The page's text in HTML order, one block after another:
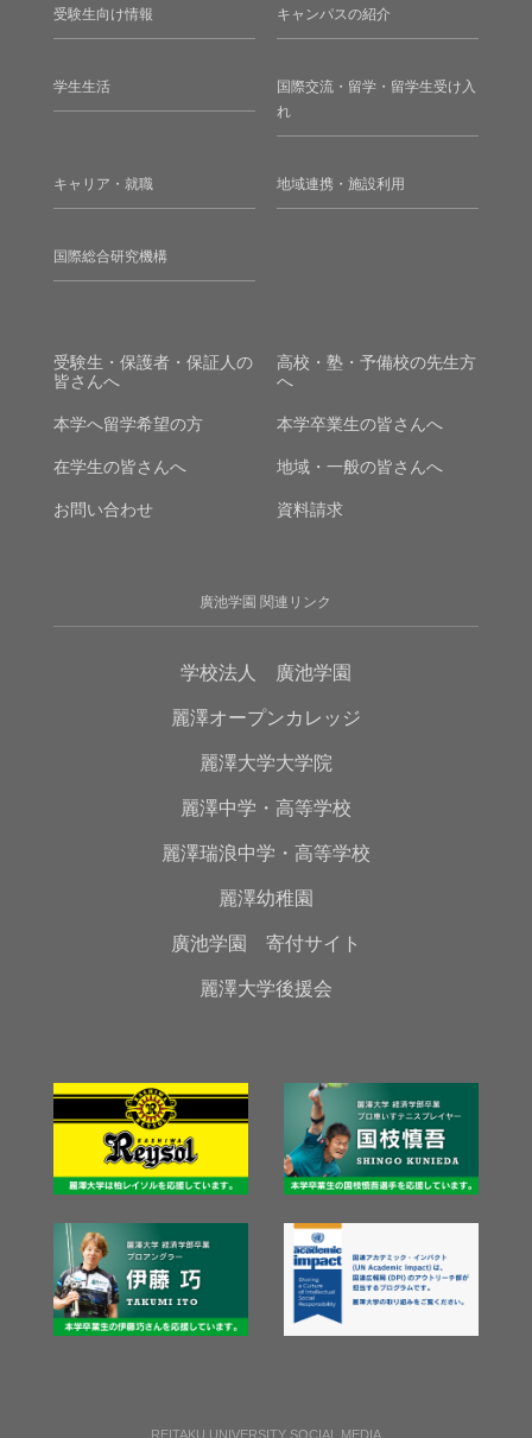
受験生向け情報 キャンパスの紹介
学生生活
国際交流・留学・留学生受け入
れ
キャリア・就職 地域連携・施設利用
国際総合研究機構
受験生・保護者・保証人の
皆さんへ
高校・塾・予備校の先生方
へ
本学へ留学希望の方 本学卒業生の皆さんへ
在学生の皆さんへ 地域・一般の皆さんへ
お問い合わせ 資料請求
廣池学園 関連リンク
学校法人 廣池学園
麗澤オープンカレッジ
麗澤大学大学院
麗澤中学・高等学校
麗澤瑞浪中学・高等学校
麗澤幼稚園
廣池学園 寄付サイト
麗澤大学後援会
REITAKU UNIVERSITY SOCIAL MEDIA